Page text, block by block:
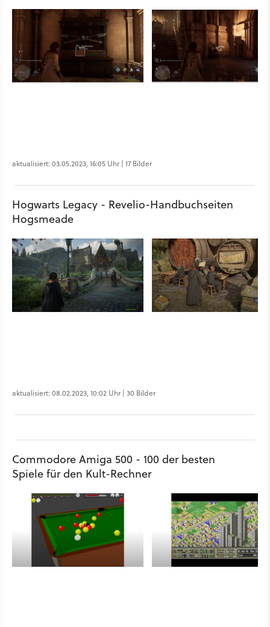
aktualisiert: 03.05.2023, 16:05 Uhr | 17 Bilder
Hogwarts Legacy - Revelio-Handbuchseiten
Hogsmeade
aktualisiert: 08.02.2023, 10:02 Uhr | 30 Bilder
Commodore Amiga 500 - 100 der besten
Spiele für den Kult-Rechner